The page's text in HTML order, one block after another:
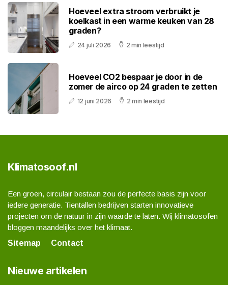
Hoeveel extra stroom verbruikt je
koelkast in een warme keuken van 28
graden?
24 juli 2026 2 min leestijd
Hoeveel CO2 bespaar je door in de
zomer de airco op 24 graden te zetten
12 juni 2026 2 min leestijd
Klimatosoof.nl
Een groen, circulair bestaan zou de perfecte basis zijn voor
iedere generatie. Tientallen bedrijven starten innovatieve
projecten om de natuur in zijn waarde te laten. Wij klimatosofen
bloggen maandelijks over het klimaat.
Sitemap
Contact
Nieuwe artikelen